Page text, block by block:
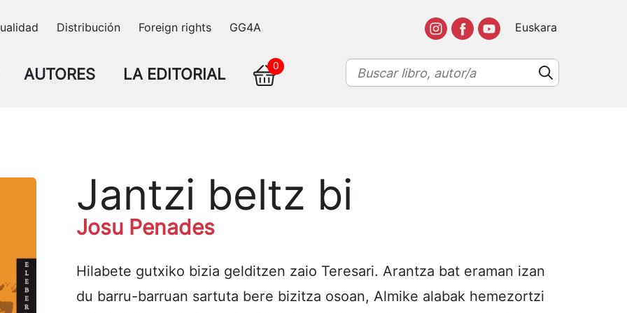
Distribución Foreign rights GG4A Euskara
AUTORES LA EDITORIAL 0
Jantzi beltz bi
Josu Penades
Hilabete gutxiko bizia gelditzen zaio Teresari. Arantza bat eraman izan
du barru-barruan sartuta bere bizitza osoan, Almike alabak hemezortzi